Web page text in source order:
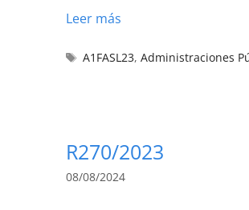
Leer más
A1FASL23,Administraciones
R270/2023
08/08/2024